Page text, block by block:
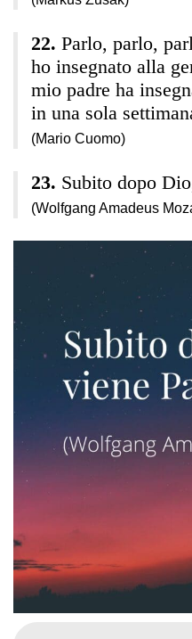
Parlo, parlo,
ho insegnato alla
mio padre ha
in una sola
(Mario Cuomo)
Subito dopo
(Wolfgang Amadeus